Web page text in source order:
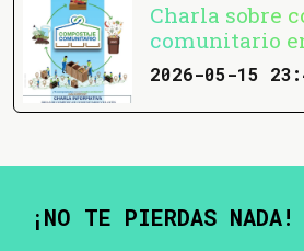
Charla sobre
comunitario
2026-05-15
¡NO TE PIERDAS NADA!